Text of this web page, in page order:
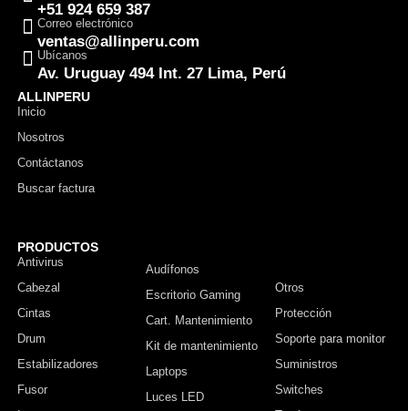
+51 924 659 387
Correo electrónico
ventas@allinperu.com
Ubícanos
Av. Uruguay 494 Int. 27 Lima, Perú
ALLINPERU
Inicio
Nosotros
Contáctanos
Buscar factura
PRODUCTOS
Antivirus
Cabezal
Cintas
Drum
Estabilizadores
Fusor
Audífonos
Escritorio Gaming
Cart. Mantenimiento
Kit de mantenimiento
Laptops
Luces LED
Otros
Protección
Soporte para monitor
Suministros
Switches